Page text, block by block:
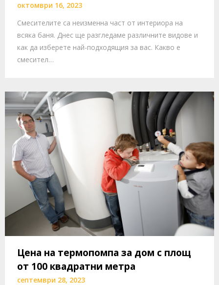
октомври 16, 2023
Смесителите са неизменна част от интериора на
всяка баня. Днес ще разгледаме различните видове и
как да изберете най-подходящия за вас. Какво е
смесител…
Цена на термопомпа за дом с площ
от 100 квадратни метра
септември 28, 2023